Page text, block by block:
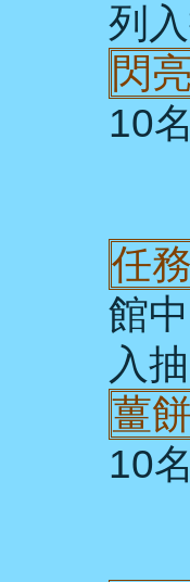
列
閃
10名
任務
館
入
薑
10名